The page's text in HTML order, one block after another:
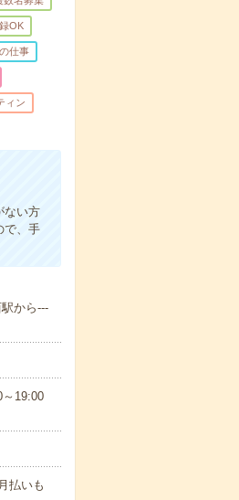
OK
仕事
ィン
ない方
で、手
から---
19:00
払いも